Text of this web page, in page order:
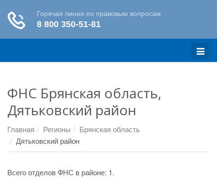
Меню
ФНС Брянская область,
Дятьковский район
Главная Регионы
Брянская область
Дятьковский район
Всего отделов ФНС в районе: 1.